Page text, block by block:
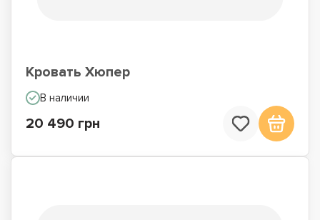
Кровать Хюпер
В наличии
20 490 грн